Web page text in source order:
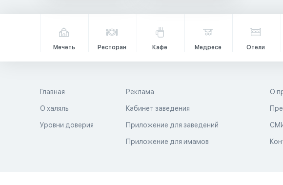
Мечеть Ресторан Кафе Медресе Отели
Главная
О халяль
Уровни доверия
Реклама
Кабинет заведения
Приложение для заведений
Приложение для имамов
О